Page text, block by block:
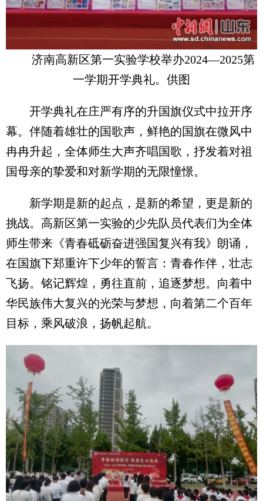
济南高新区第一实验学校举办2024—2025第
一学期开学典礼。供图
开学典礼在庄严有序的升国旗仪式中拉开序
幕。伴随着雄壮的国歌声，鲜艳的国旗在微风中
冉冉升起，全体师生大声齐唱国歌，抒发着对祖
国母亲的挚爱和对新学期的无限憧憬。
新学期是新的起点，是新的希望，更是新的
挑战。高新区第一实验的少先队员代表们为全体
师生带来《青春砥砺奋进强国复兴有我》朗诵，
在国旗下郑重许下少年的誓言：青春作伴，壮志
飞扬。铭记辉煌，勇往直前，追逐梦想。向着中
华民族伟大复兴的光荣与梦想，向着第二个百年
目标，乘风破浪，扬帆起航。